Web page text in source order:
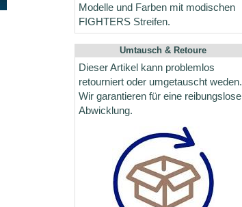
Modelle und Farben mit modischen
FIGHTERS Streifen.
Umtausch & Retoure
Dieser Artikel kann problemlos
retourniert oder umgetauscht weden.
Wir garantieren für eine reibungslose
Abwicklung.